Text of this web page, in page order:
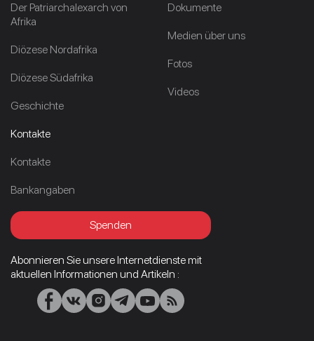
Der Patriarchalexarch von
Afrika
Diözese Nordafrika
Diözese Südafrika
Geschichte
Dokumente
Medien über uns
Fotos
Videos
Kontakte
Kontakte
Bankangaben
Spenden
Abonnieren Sie unsere Internetdienste mit
aktuellen Informationen und Artikeln :